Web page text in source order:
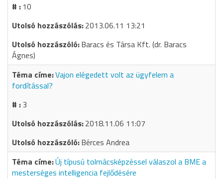
10
2013.06.11 13:21
Baracs és Társa Kft. (dr. Baracs
Ágnes)
Vajon elégedett volt az ügyfelem a
fordítással?
3
2018.11.06 11:07
Bérces Andrea
Új típusú tolmácsképzéssel válaszol a BME a
mesterséges intelligencia fejlődésére